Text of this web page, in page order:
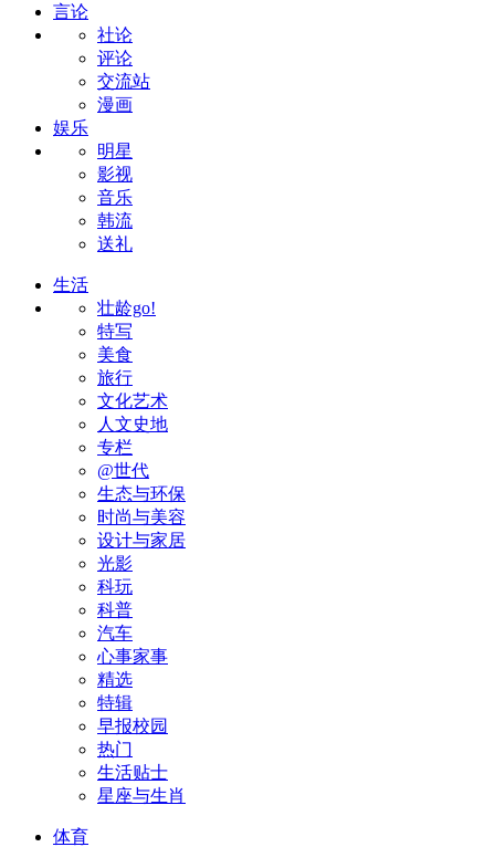
言论
社论
评论
交流站
漫画
娱乐
明星
影视
音乐
韩流
送礼
生活
壮龄go!
特写
美食
旅行
文化艺术
人文史地
专栏
@世代
生态与环保
时尚与美容
设计与家居
光影
科玩
科普
汽车
心事家事
精选
特辑
早报校园
热门
生活贴士
星座与生肖
体育